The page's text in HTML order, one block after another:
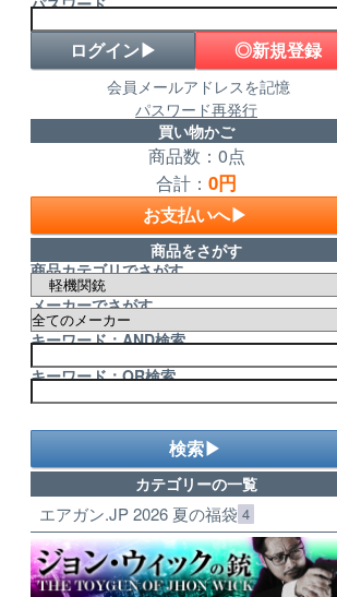
◎新規登録
会員メールアドレスを記憶
パスワード再発行
買い物かご
商品数：0点
合計： 0円
お支払いへ▶
商品をさがす
商品カテゴリでさがす
メーカーでさがす
キーワード：AND検索
キーワード：OR検索
検索▶
カテゴリーの一覧
エアガン.JP 2026 夏の福袋 4